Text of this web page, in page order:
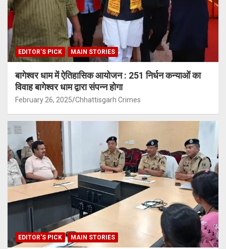
EDITOR'S PICK MAIN STORIES
बागेश्वर धाम में ऐतिहासिक आयोजन : 251 निर्धन कन्याओं का
विवाह बागेश्वर धाम द्वारा संपन्न होगा
February 26, 2025 Chhattisgarh Crimes
EDITOR'S PICK MAIN STORIES